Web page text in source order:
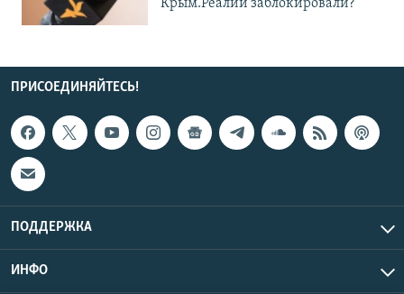
Крым.Реалии заблокировали?
ПРИСОЕДИНЯЙТЕСЬ!
ПОДДЕРЖКА
ИНФО